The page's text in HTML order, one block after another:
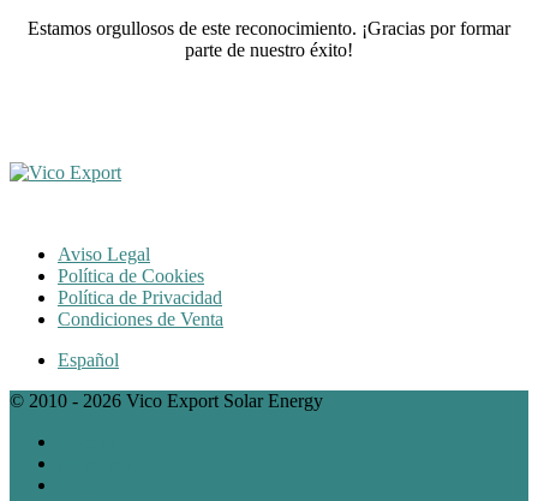
Estamos orgullosos de este reconocimiento. ¡Gracias por formar
parte de nuestro éxito!
Aviso Legal
Política de Cookies
Política de Privacidad
Condiciones de Venta
Español
© 2010 - 2026 Vico Export Solar Energy